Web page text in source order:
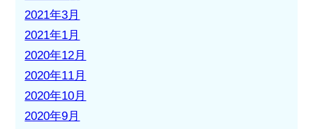
2021年3月
2021年1月
2020年12月
2020年11月
2020年10月
2020年9月